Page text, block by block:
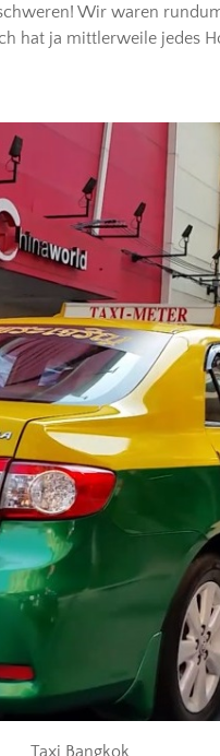
Wir waren
hat ja mittlerweile jedes
Taxi Bangkok